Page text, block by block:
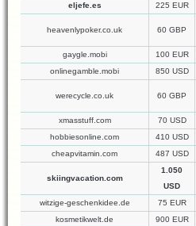
eljefe.es
225 EUR
heavenlypoker.co.uk 60 GBP
gaygle.mobi 100 EUR
onlinegamble.mobi
850 USD
werecycle.co.uk 60 GBP
xmasstuff.com 70 USD
hobbiesonline.com
410 USD
cheapvitamin.com
487 USD
skiingvacation.com
1.050
USD
witzige-geschenkidee.de 75 EUR
kosmetikwelt.de
900 EUR